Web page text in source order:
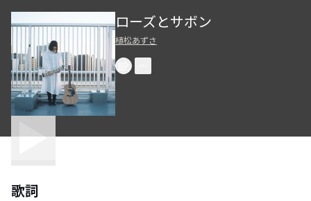
ローズとサボン
植松あずさ
歌詞